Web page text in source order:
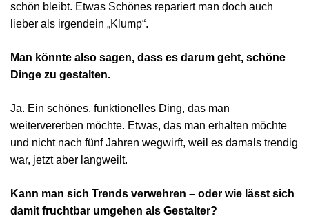
schön bleibt. Etwas Schönes repariert man doch auch
lieber als irgendein „Klump“.
Man könnte also sagen, dass es darum geht, schöne
Dinge zu gestalten.
Ja. Ein schönes, funktionelles Ding, das man
weitervererben möchte. Etwas, das man erhalten möchte
und nicht nach fünf Jahren wegwirft, weil es damals trendig
war, jetzt aber langweilt.
Kann man sich Trends verwehren – oder wie lässt sich
damit fruchtbar umgehen als Gestalter?